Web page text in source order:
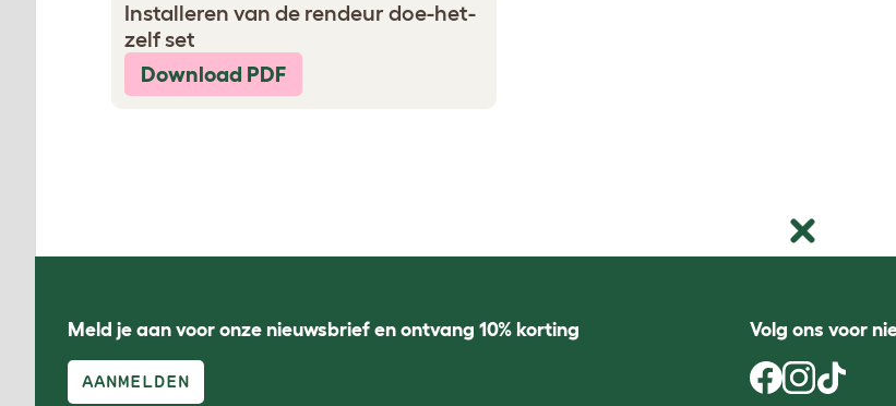
Installeren van de rendeur doe-het-
zelf set
Download PDF
Meld je aan voor onze nieuwsbrief en ontvang 10% korting
AANMELDEN
Volg ons voor